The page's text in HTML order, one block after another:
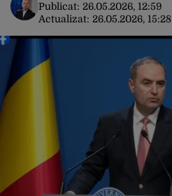
Publicat: 26.05.2026, 12:59
Actualizat: 26.05.2026, 15:28